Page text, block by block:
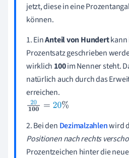
jetzt, diese in eine
können.
1. EinAnteil von Hundertkann
Prozentsatz geschrieben
wirklich 100im Nenner steht.
natürlich auch durch das
erreichen.
20100=20%
2. Bei den Dezimalzahlenwird
Positionen nach rechts
Prozentzeichen hinter die